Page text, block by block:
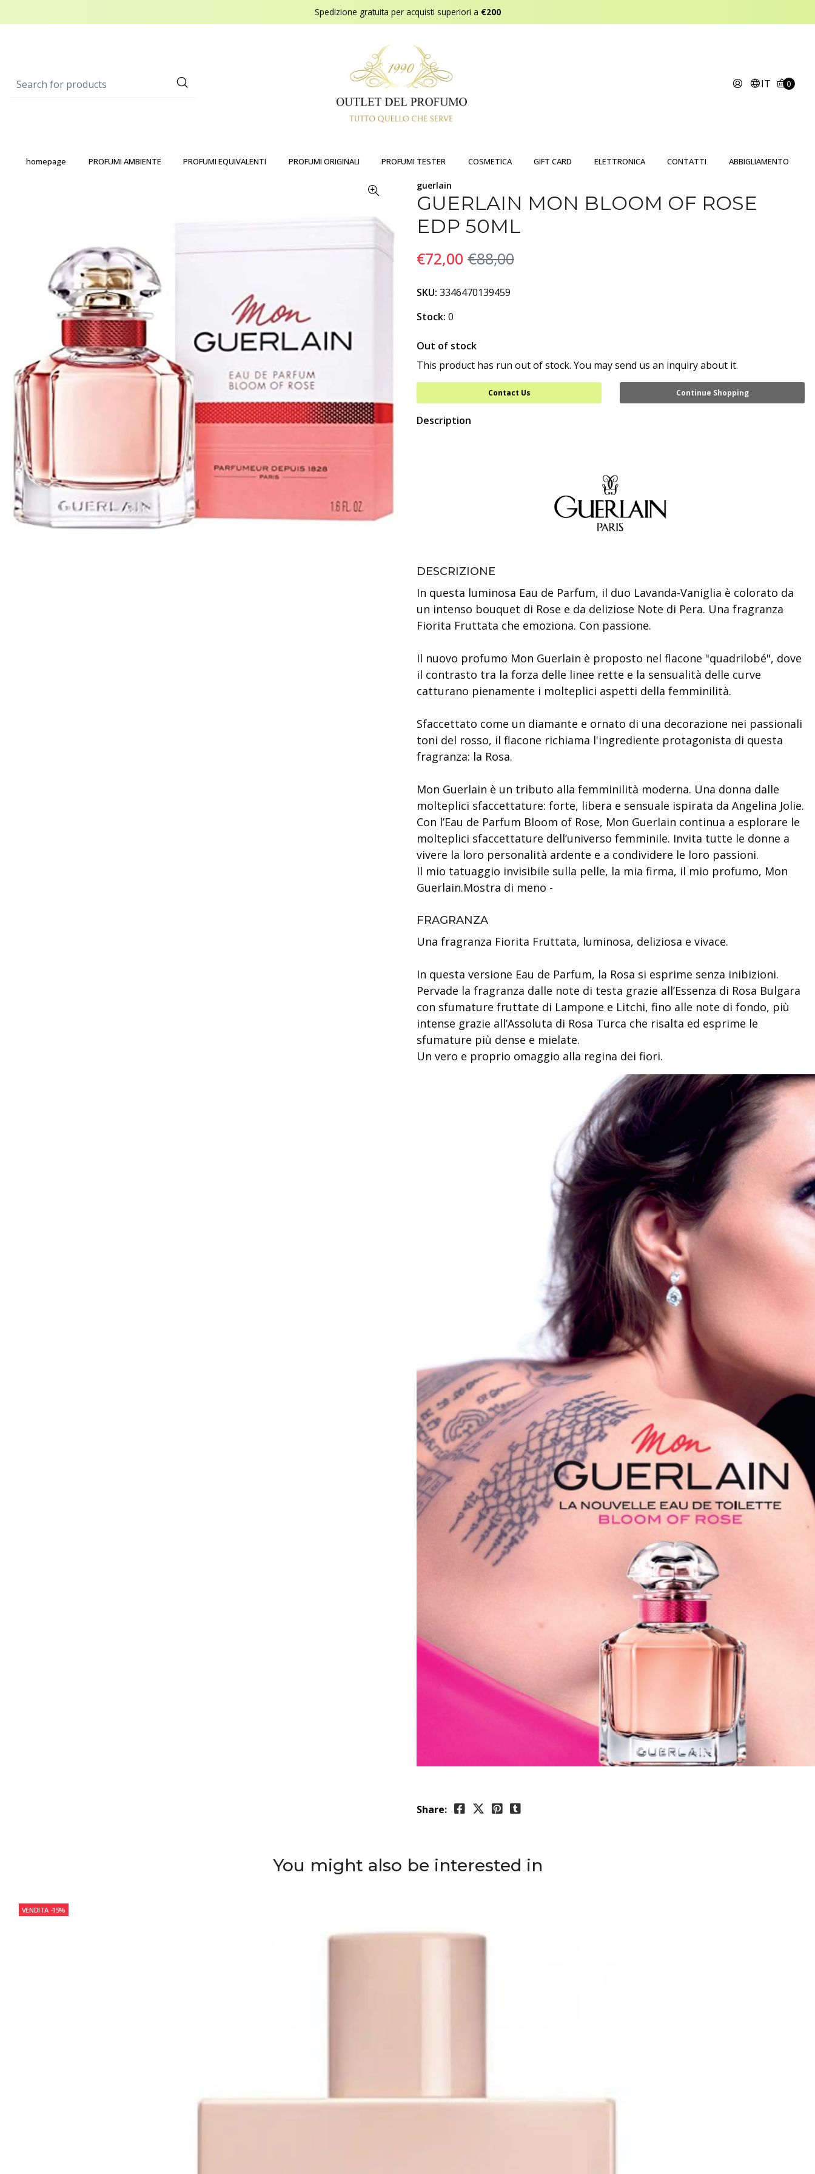
Spedizione gratuita per acquisti superiori a €200
IT 0
homepage PROFUMI AMBIENTE PROFUMI EQUIVALENTI PROFUMI ORIGINALI PROFUMI TESTER COSMETICA GIFT CARD ELETTRONICA CONTATTI ABBIGLIAMENTO
guerlain
GUERLAIN MON BLOOM OF ROSE
EDP 50ML
€72,00 €88,00
SKU: 3346470139459
Stock: 0
Out of stock
This product has run out of stock. You may send us an inquiry about it.
Contact Us Continue Shopping
Description
DESCRIZIONE
In questa luminosa Eau de Parfum, il duo Lavanda-Vaniglia è colorato da
un intenso bouquet di Rose e da deliziose Note di Pera. Una fragranza
Fiorita Fruttata che emoziona. Con passione.
Il nuovo profumo Mon Guerlain è proposto nel flacone "quadrilobé", dove
il contrasto tra la forza delle linee rette e la sensualità delle curve
catturano pienamente i molteplici aspetti della femminilità.
Sfaccettato come un diamante e ornato di una decorazione nei passionali
toni del rosso, il flacone richiama l'ingrediente protagonista di questa
fragranza: la Rosa.
Mon Guerlain è un tributo alla femminilità moderna. Una donna dalle
molteplici sfaccettature: forte, libera e sensuale ispirata da Angelina Jolie.
Con l’Eau de Parfum Bloom of Rose, Mon Guerlain continua a esplorare le
molteplici sfaccettature dell’universo femminile. Invita tutte le donne a
vivere la loro personalità ardente e a condividere le loro passioni.
Il mio tatuaggio invisibile sulla pelle, la mia firma, il mio profumo, Mon
Guerlain.Mostra di meno -
FRAGRANZA
Una fragranza Fiorita Fruttata, luminosa, deliziosa e vivace.
In questa versione Eau de Parfum, la Rosa si esprime senza inibizioni.
Pervade la fragranza dalle note di testa grazie all’Essenza di Rosa Bulgara
con sfumature fruttate di Lampone e Litchi, fino alle note di fondo, più
intense grazie all’Assoluta di Rosa Turca che risalta ed esprime le
sfumature più dense e mielate.
Un vero e proprio omaggio alla regina dei fiori.
Share:
You might also be interested in
VENDITA -15%